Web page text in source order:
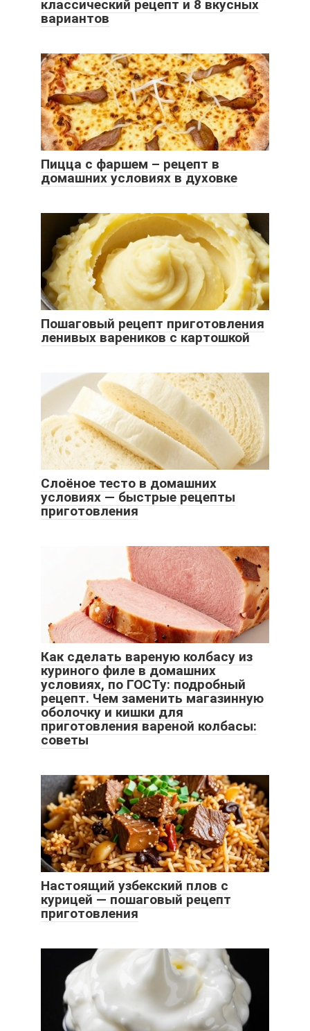
классический рецепт и 8 вкусных
вариантов
Пицца с фаршем – рецепт в
домашних условиях в духовке
Пошаговый рецепт приготовления
ленивых вареников с картошкой
Слоёное тесто в домашних
условиях — быстрые рецепты
приготовления
Как сделать вареную колбасу из
куриного филе в домашних
условиях, по ГОСТу: подробный
рецепт. Чем заменить магазинную
оболочку и кишки для
приготовления вареной колбасы:
советы
Настоящий узбекский плов с
курицей — пошаговый рецепт
приготовления